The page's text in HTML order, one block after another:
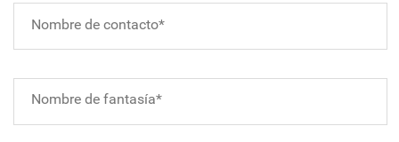
Nombre de contacto*
Nombre de fantasía*